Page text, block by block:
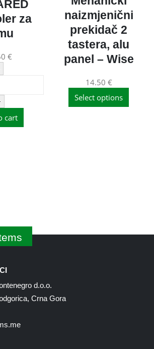
za
€
cart
naizmjenični
prekidač 2
tastera, alu
panel – Wise
14.50 €
Select options
d.o.o.
Crna Gora